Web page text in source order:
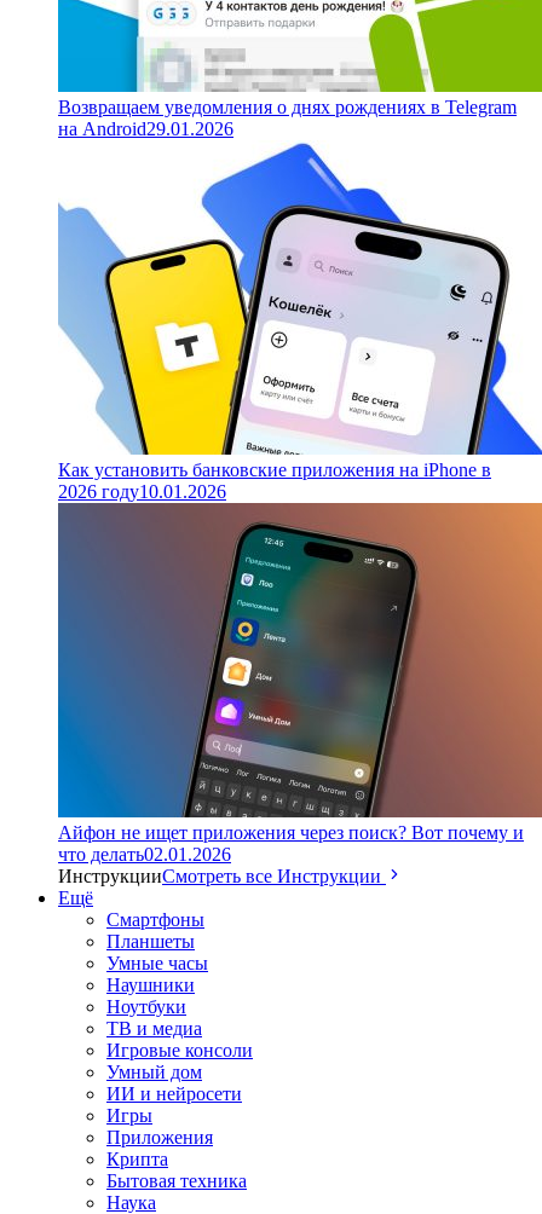
Возвращаем уведомления о днях рождениях в Telegram
на Android29.01.2026
Как установить банковские приложения на iPhone в
2026 году10.01.2026
Айфон не ищет приложения через поиск? Вот почему и
что делать02.01.2026
ИнструкцииСмотреть все Инструкции
Ещё
Смартфоны
Планшеты
Умные часы
Наушники
Ноутбуки
ТВ и медиа
Игровые консоли
Умный дом
ИИ и нейросети
Игры
Приложения
Крипта
Бытовая техника
Наука